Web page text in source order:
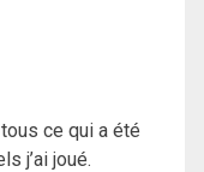
ce qui a été
j’ai joué.